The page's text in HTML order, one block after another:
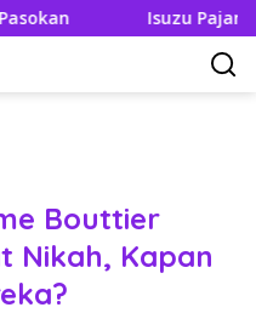
Isuzu Pajang
Bouttier
Nikah, Kapan